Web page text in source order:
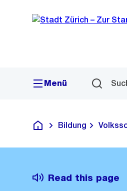
Navigation
Menü
Deutsch
Bildung
Read this page